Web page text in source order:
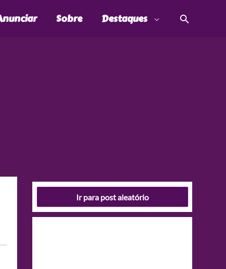
Sobre Destaques
Ir para post aleatório